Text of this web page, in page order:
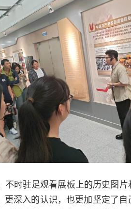
不时驻足观看展板上的历史图
深入的认识，也更加坚定了